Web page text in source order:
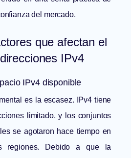
del mercado.
que afectan el
IPv4
IPv4 disponible
es la escasez. IPv4 tiene
limitado, y los conjuntos
se agotaron hace tiempo en
regiones. Debido a que la